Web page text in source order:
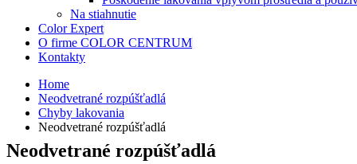
Na stiahnutie
Color Expert
O firme COLOR CENTRUM
Kontakty
Home
Neodvetrané rozpúšťadlá
Chyby lakovania
Neodvetrané rozpúšťadlá
Neodvetrané rozpúšťadlá